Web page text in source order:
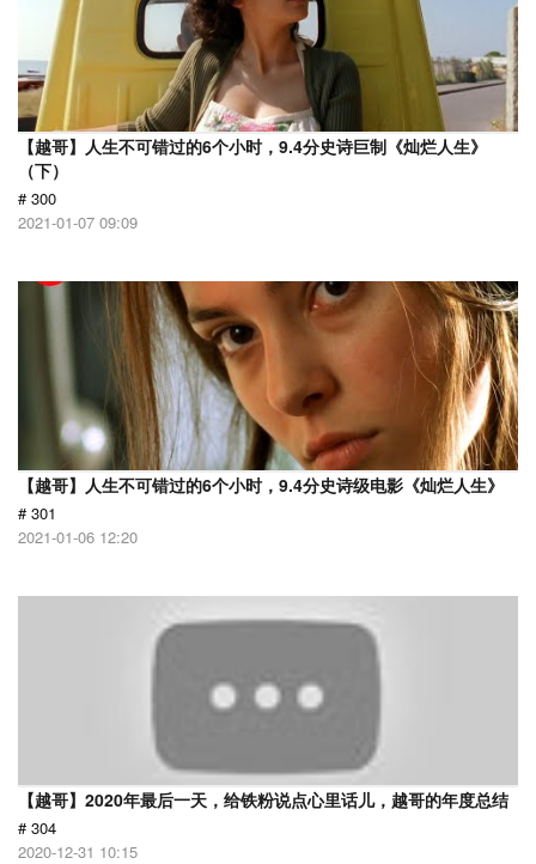
【越哥】人生不可错过的6个小时，9.4分史诗巨制《灿烂人生》
（下）
# 300
2021-01-07 09:09
【越哥】人生不可错过的6个小时，9.4分史诗级电影《灿烂人生》
# 301
2021-01-06 12:20
【越哥】2020年最后一天，给铁粉说点心里话儿，越哥的年度总结
# 304
2020-12-31 10:15